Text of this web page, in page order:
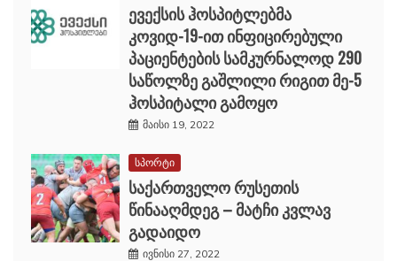
ევექსის ჰოსპიტლებმა
კოვიდ-19-ით ინფიცირებული
პაციენტების სამკურნალოდ 290
საწოლზე გაშლილი რიგით მე-5
ჰოსპიტალი გამოყო
მაისი 19, 2022
სპორტი
საქართველო რუსეთის
წინააღმდეგ – მატჩი კვლავ
გადაიდო
ივნისი 27, 2022